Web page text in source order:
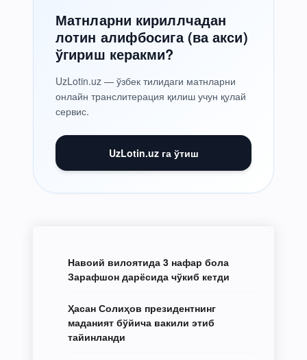
Матнларни кириллчадан
лотин алифбосига (ва акси)
ўгириш керакми?
UzLotin.uz — ўзбек тилидаги матнларни
онлайн транслитерация қилиш учун қулай
сервис.
UzLotin.uz га ўтиш
Навоий вилоятида 3 нафар бола
Зарафшон дарёсида чўкиб кетди
Ҳасан Солиҳов президентнинг
маданият бўйича вакили этиб
тайинланди